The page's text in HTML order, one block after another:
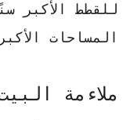
للقطط الأكبر
المساحات
ملاءمة